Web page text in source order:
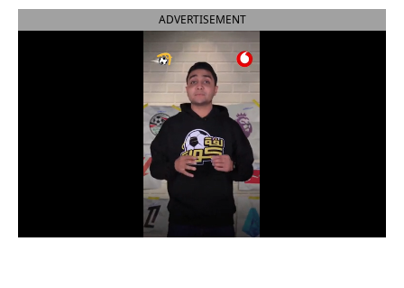
الدوري الإيطالي
الدوري السعودي للمحترفين
دوري أبطال إفريقيا
ADVERTISEMENT